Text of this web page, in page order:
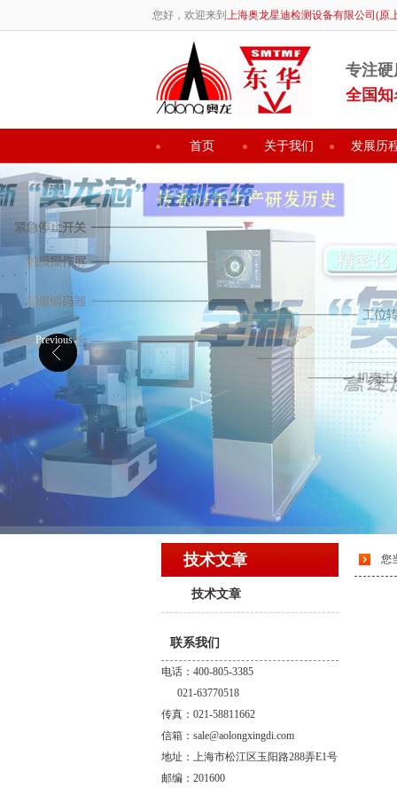
您好，欢迎来到 上海奥龙星迪检测设备有限公司(原
专注硬
全国
首页 关于我们 发展历
Previous
技术文章
技术文章
联系我们
电话：400-805-3385
021-63770518
传真：021-58811662
信箱：sale@aolongxingdi.com
地址：上海市松江区玉阳路288弄E1号
邮编：201600
您